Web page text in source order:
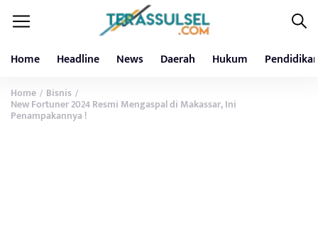
Home Headline News Daerah Hukum
Home / Bisnis /
New Fortuner 2024 Resmi Mengaspal di Makassar, Ini
Penampakannya !